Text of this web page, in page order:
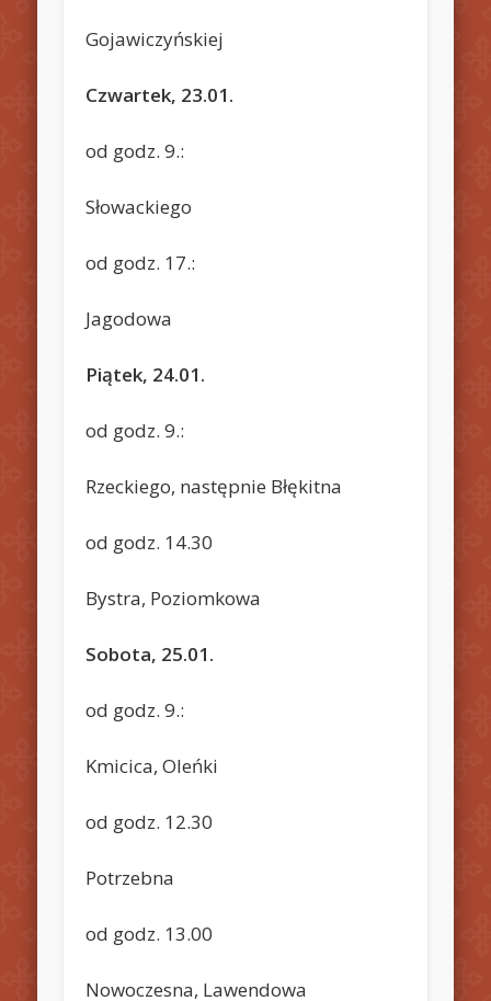
Gojawiczyńskiej
Czwartek, 23.01.
od godz. 9.:
Słowackiego
od godz. 17.:
Jagodowa
Piątek, 24.01.
od godz. 9.:
Rzeckiego, następnie Błękitna
od godz. 14.30
Bystra, Poziomkowa
Sobota, 25.01.
od godz. 9.:
Kmicica, Oleńki
od godz. 12.30
Potrzebna
od godz. 13.00
Nowoczesna, Lawendowa